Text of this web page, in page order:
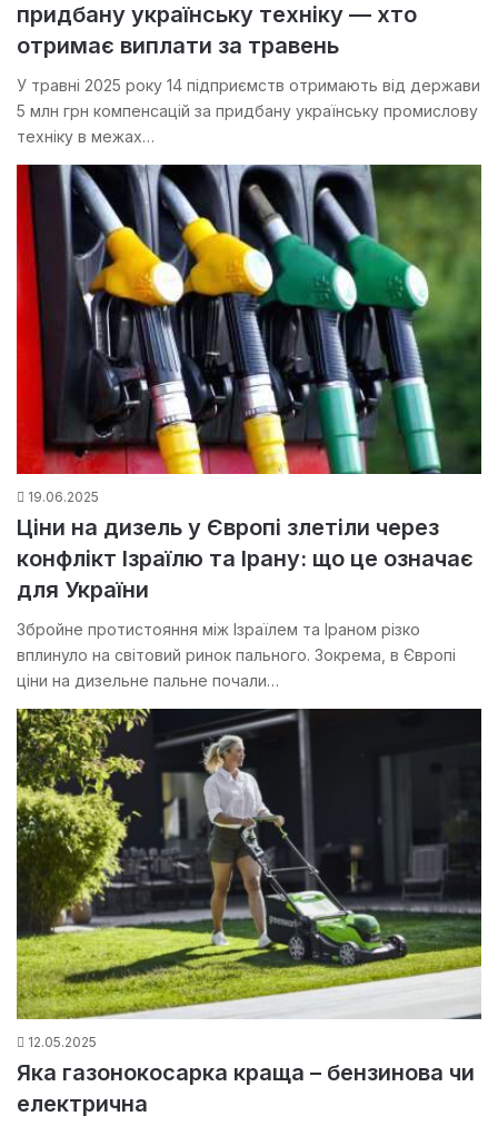
придбану українську техніку — хто
отримає виплати за травень
У травні 2025 року 14 підприємств отримають від держави
5 млн грн компенсацій за придбану українську промислову
техніку в межах…
19.06.2025
Ціни на дизель у Європі злетіли через
конфлікт Ізраїлю та Ірану: що це означає
для України
Збройне протистояння між Ізраїлем та Іраном різко
вплинуло на світовий ринок пального. Зокрема, в Європі
ціни на дизельне пальне почали…
12.05.2025
Яка газонокосарка краща – бензинова чи
електрична